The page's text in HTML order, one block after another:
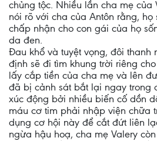
chủng tộc. Nhiều lần cha mẹ
nói rõ với cha của Antôn rằng,
chấp nhận cho con gái của họ
da đen.
Đau khổ và tuyệt vọng, đôi thanh
định sẽ đi tìm khung trời riêng
lấy cắp tiền của cha mẹ và lên
đã bị cảnh sát bắt lại ngay trong
xúc động bởi nhiều biến cố dồn
máu cơ tim phải nhập viện chữa
dụng cơ hội này để cắt đứt liên
ngừa hậu hoạ, cha mẹ Valery